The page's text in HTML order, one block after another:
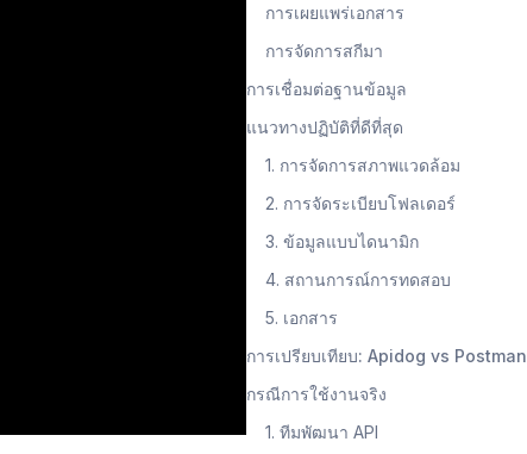
การเผยแพร่เอกสาร
การจัดการสกีมา
การเชื่อมต่อฐานข้อมูล
แนวทางปฏิบัติที่ดีที่สุด
1. การจัดการสภาพแวดล้อม
2. การจัดระเบียบโฟลเดอร์
3. ข้อมูลแบบไดนามิก
4. สถานการณ์การทดสอบ
5. เอกสาร
การเปรียบเทียบ: Apidog vs Postman
กรณีการใช้งานจริง
1. ทีมพัฒนา API